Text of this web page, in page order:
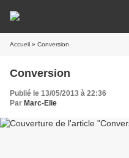
Accueil » Conversion
Conversion
Publié le 13/05/2013 à 22:36
Par Marc-Elie